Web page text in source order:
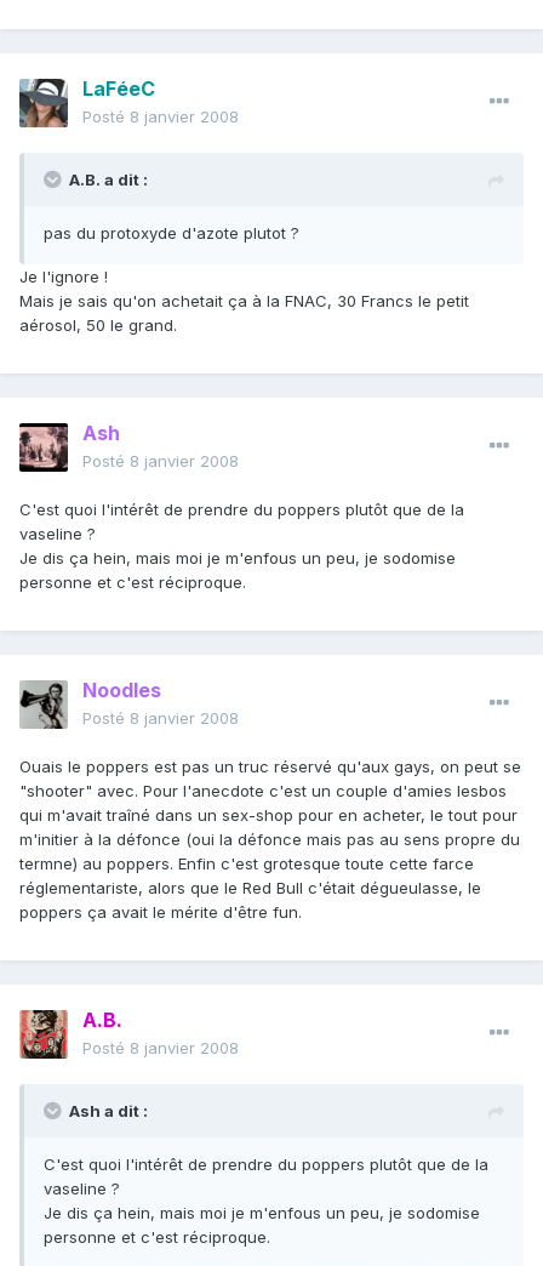
LaFéeC
Posté 8 janvier 2008
A.B. a dit :
pas du protoxyde d'azote plutot ?
Je l'ignore !
Mais je sais qu'on achetait ça à la FNAC, 30 Francs le petit
aérosol, 50 le grand.
Ash
Posté 8 janvier 2008
C'est quoi l'intérêt de prendre du poppers plutôt que de la
vaseline ?
Je dis ça hein, mais moi je m'enfous un peu, je sodomise
personne et c'est réciproque.
Noodles
Posté 8 janvier 2008
Ouais le poppers est pas un truc réservé qu'aux gays, on peut se
"shooter" avec. Pour l'anecdote c'est un couple d'amies lesbos
qui m'avait traîné dans un sex-shop pour en acheter, le tout pour
m'initier à la défonce (oui la défonce mais pas au sens propre du
termne) au poppers. Enfin c'est grotesque toute cette farce
réglementariste, alors que le Red Bull c'était dégueulasse, le
poppers ça avait le mérite d'être fun.
A.B.
Posté 8 janvier 2008
Ash a dit :
C'est quoi l'intérêt de prendre du poppers plutôt que de la
vaseline ?
Je dis ça hein, mais moi je m'enfous un peu, je sodomise
personne et c'est réciproque.